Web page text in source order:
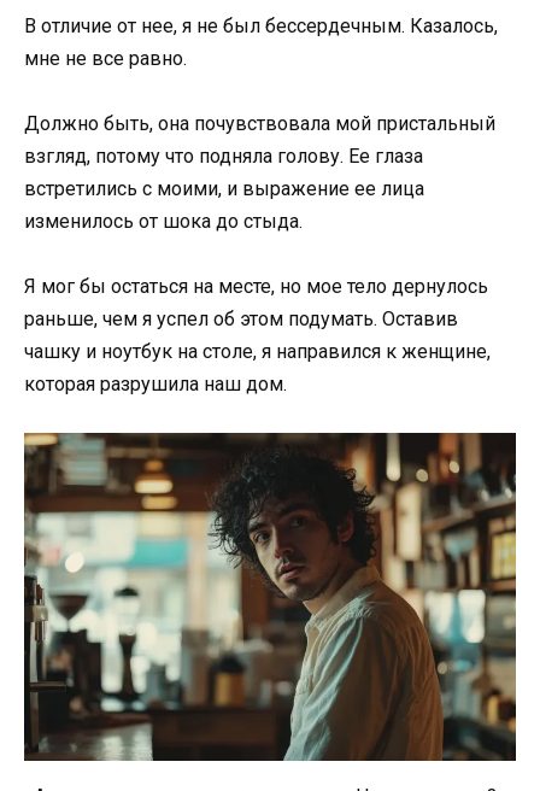
В отличие от нее, я не был бессердечным. Казалось,
мне не все равно.
Должно быть, она почувствовала мой пристальный
взгляд, потому что подняла голову. Ее глаза
встретились с моими, и выражение ее лица
изменилось от шока до стыда.
Я мог бы остаться на месте, но мое тело дернулось
раньше, чем я успел об этом подумать. Оставив
чашку и ноутбук на столе, я направился к женщине,
которая разрушила наш дом.